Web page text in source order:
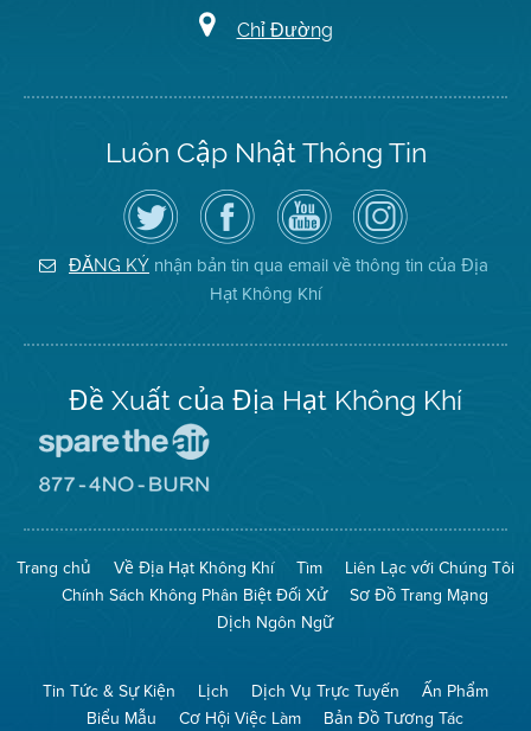
Chỉ Đường
Luôn Cập Nhật Thông Tin
Hãy
theo
dõi
Địa
Hạt
Không
Truy
cập
Trang
Facebook
của
Địa
Hạt
Kênh
YouTube
của
Địa
Hạt
Không
Khí
Air
District
on
Instagram
ĐĂNG KÝ nhận bản tin qua email về thông tin của Địa
Hạt Không Khí
Đề Xuất của Địa Hạt Không Khí
The
(Bảo
Toàn
Không
Khí)
Mạng
No
Burn
(Không
Đốt)
Trang chủ Về Địa Hạt Không Khí Tìm
Liên Lạc với Chúng Tôi
Chính Sách Không Phân Biệt Đối Xử
Sơ Đồ Trang Mạng
Dịch Ngôn Ngữ
Tin Tức & Sự Kiện Lịch Dịch Vụ Trực Tuyến
Ấn Phẩm
Biểu Mẫu
Cơ Hội Việc Làm Bản Đồ Tương Tác